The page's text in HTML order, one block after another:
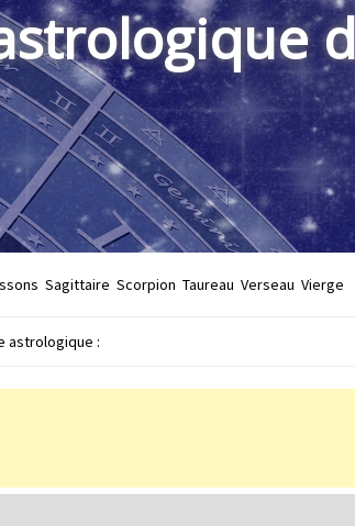
Sagittaire Scorpion Taureau Verseau Vierge
astrologique :